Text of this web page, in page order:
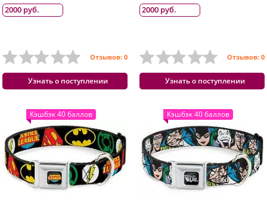
2000 руб.
Отзывов: 0
Узнать о поступлении
2000 руб.
Отзывов: 0
Узнать о поступлении
Кэшбэк 40 баллов Кэшбэк 40 баллов